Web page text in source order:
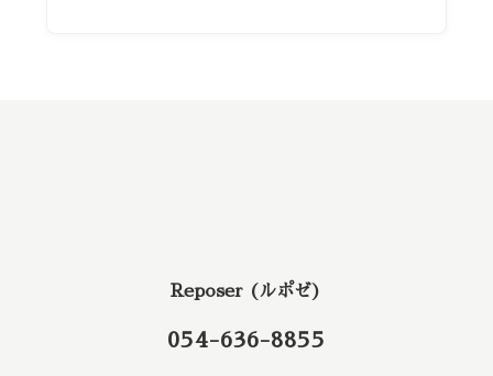
Reposer (ルポゼ)
054-636-8855